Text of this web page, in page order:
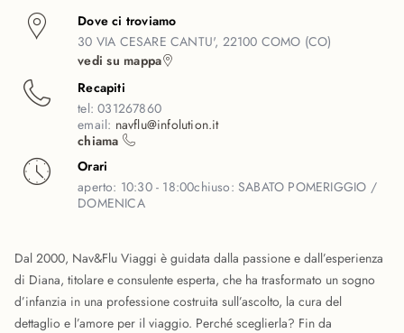
Dove ci troviamo
30 VIA CESARE CANTU', 22100 COMO (CO)
vedi su mappa
Recapiti
tel:031267860
email: navflu@infolution.it
chiama
Orari
aperto: 10:30 - 18:00chiuso:SABATO POMERIGGIO /
DOMENICA
Dal 2000, Nav&Flu Viaggi è guidata dalla passione e dall’esperienza
di Diana, titolare e consulente esperta, che ha trasformato un sogno
d’infanzia in una professione costruita sull’ascolto, la cura del
dettaglio e l’amore per il viaggio. Perché sceglierla? Fin da